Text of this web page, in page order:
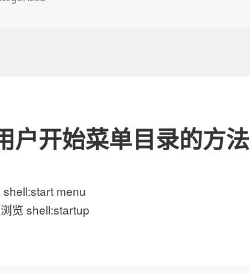
户开始菜单目录的方法
menu
览 shell:startup